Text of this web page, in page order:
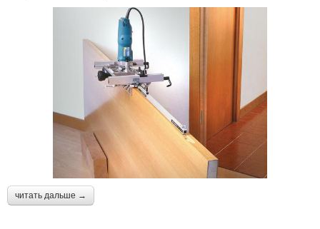
читать дальше →